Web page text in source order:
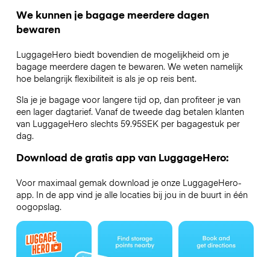
We kunnen je bagage meerdere dagen
bewaren
LuggageHero biedt bovendien de mogelijkheid om je
bagage meerdere dagen te bewaren. We weten namelijk
hoe belangrijk flexibiliteit is als je op reis bent.
Sla je je bagage voor langere tijd op, dan profiteer je van
een lager dagtarief. Vanaf de tweede dag betalen klanten
van LuggageHero slechts 59.95SEK per bagagestuk per
dag.
Download de gratis app van LuggageHero:
Voor maximaal gemak download je onze LuggageHero-
app. In de app vind je alle locaties bij jou in de buurt in één
oogopslag.